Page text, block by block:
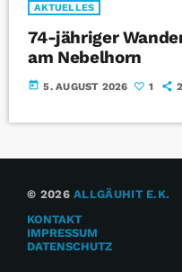
AKTUELLES
74-jähriger
am Nebelhorn
today 5. AUGUST 2026 1 2
© 2026ALLGÄUHIT E.K.
KONTAKT
IMPRESSUM
DATENSCHUTZ